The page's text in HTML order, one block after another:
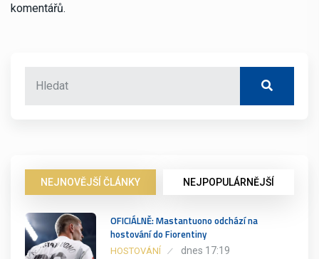
komentářů.
NEJNOVĚJŠÍ ČLÁNKY NEJPOPULÁRNĚJŠÍ
OFICIÁLNĚ: Mastantuono odchází na
hostování do Fiorentiny
HOSTOVÁNÍ dnes 17:19